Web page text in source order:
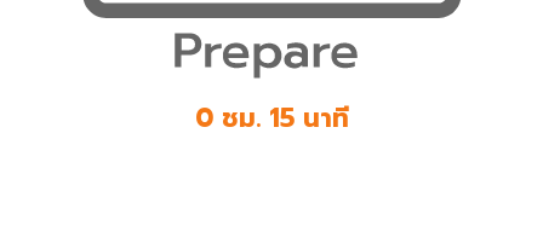
0 ชม. 15 นาที